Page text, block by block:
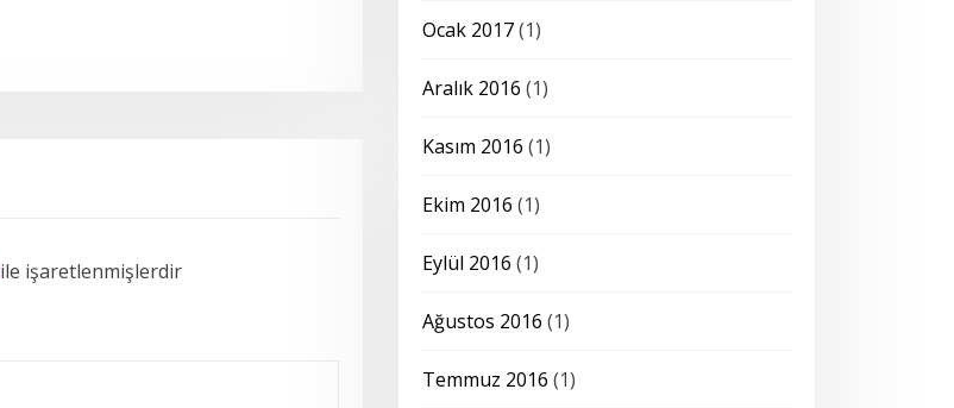
ile işaretlenmişlerdir
Ocak 2017(1)
Aralık 2016 (1)
Kasım 2016 (1)
Ekim 2016 (1)
Eylül 2016 (1)
Ağustos 2016 (1)
Temmuz 2016 (1)